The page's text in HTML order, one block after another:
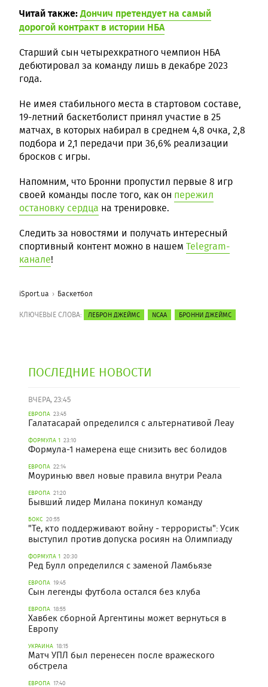
Читай также:Дончич претендует на самый
дорогой контракт в истории НБА
Старший сын четырехкратного чемпион НБА
дебютировал за команду лишь в декабре 2023
года.
Не имея стабильного места в стартовом составе,
19-летний баскетболист принял участие в 25
матчах, в которых набирал в среднем 4,8 очка, 2,8
подбора и 2,1 передачи при 36,6% реализации
бросков с игры.
Напомним, что Бронни пропустил первые 8 игр
своей команды после того, как он пережил
остановку сердца на тренировке.
Следить за новостями и получать интересный
спортивный контент можно в нашем Telegram-
канале!
iSport.ua Баскетбол
КЛЮЧЕВЫЕ СЛОВА: ЛЕБРОН ДЖЕЙМС NCAA БРОННИ ДЖЕЙМС
ПОСЛЕДНИЕ НОВОСТИ
ВЧЕРА, 23:45
ЕВРОПА 23:45
Галатасарай определился с альтернативой Леау
ФОРМУЛА 1 23:10
Формула-1 намерена еще снизить вес болидов
ЕВРОПА 22:14
Моуринью ввел новые правила внутри Реала
ЕВРОПА 21:20
Бывший лидер Милана покинул команду
БОКС 20:55
"Те, кто поддерживают войну - террористы": Усик
выступил против допуска росиян на Олимпиаду
ФОРМУЛА 1 20:30
Ред Булл определился с заменой Ламбьязе
ЕВРОПА 19:45
Сын легенды футбола остался без клуба
ЕВРОПА 18:55
Хавбек сборной Аргентины может вернуться в
Европу
УКРАИНА 18:15
Матч УПЛ был перенесен после вражеского
обстрела
ЕВРОПА 17:40